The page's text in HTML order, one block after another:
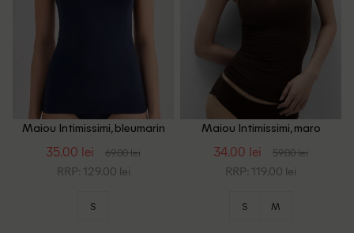
Maiou Intimissimi, bleumarin
35.00 lei 69.00 lei
RRP: 129.00 lei
S
Maiou Intimissimi, maro
34.00 lei 59.00 lei
RRP: 119.00 lei
S M